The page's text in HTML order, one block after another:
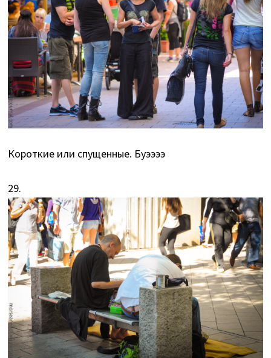
Короткие или спущенные. Буээээ
29.